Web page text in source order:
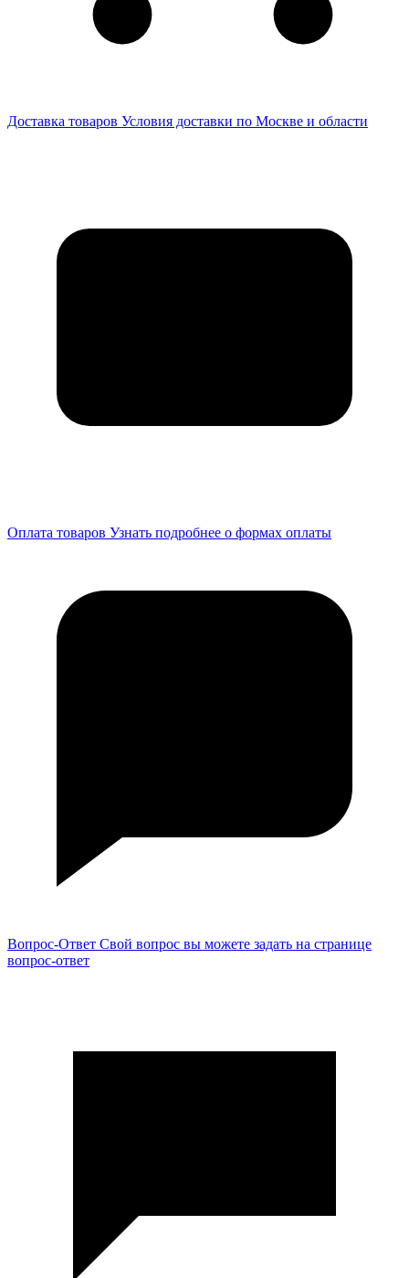
Доставка товаров Условия доставки по Москве и области
Оплата товаров Узнать подробнее о формах оплаты
Вопрос-Ответ Свой вопрос вы можете задать на странице
вопрос-ответ